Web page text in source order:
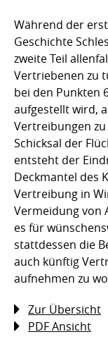
Während der
Geschichte
zweite Teil
Vertriebenen zu
bei den Punkten
aufgestellt wird,
Vertreibungen
Schicksal der
entsteht der
Deckmantel des
Vertreibung in
Vermeidung von
es für
stattdessen die
auch künftig
aufnehmen zu
Zur Übersicht
PDF Ansicht